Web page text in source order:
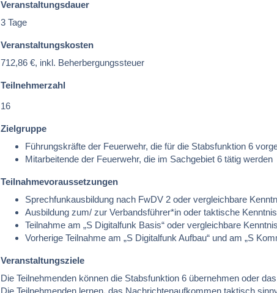
Veranstaltungsdauer
3 Tage
Veranstaltungskosten
712,86 €, inkl. Beherbergungssteuer
Teilnehmerzahl
16
Zielgruppe
Führungskräfte der Feuerwehr, die für die Stabsfunktion 6
Mitarbeitende der Feuerwehr, die im Sachgebiet 6 tätig werden
Teilnahmevoraussetzungen
Sprechfunkausbildung nach FwDV 2 oder vergleichbare
Ausbildung zum/ zur Verbandsführer*in oder taktische
Teilnahme am „S Digitalfunk Basis“ oder vergleichbare
Vorherige Teilnahme am „S Digitalfunk Aufbau“ und am „S
Veranstaltungsziele
Die Teilnehmenden können die Stabsfunktion 6 übernehmen oder
Die Teilnehmenden lernen, das Nachrichtenaufkommen taktisch